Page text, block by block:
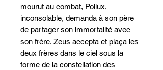
mourut au combat, Pollux,
inconsolable, demanda à son père
de partager son immortalité avec
son frère. Zeus accepta et plaça les
deux frères dans le ciel sous la
forme de la constellation des